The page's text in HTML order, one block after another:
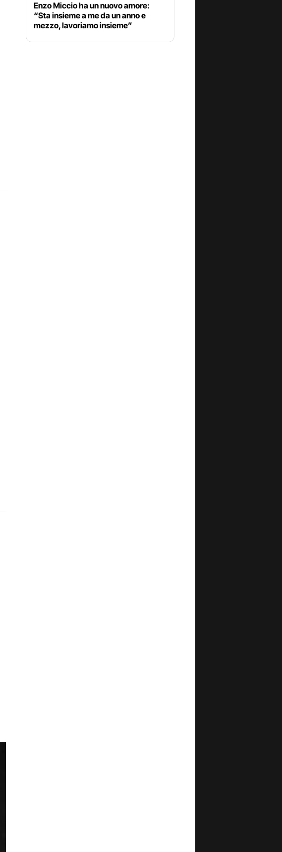
Enzo Miccio ha un nuovo amore:
“Sta insieme a me da un anno e
mezzo, lavoriamo insieme”